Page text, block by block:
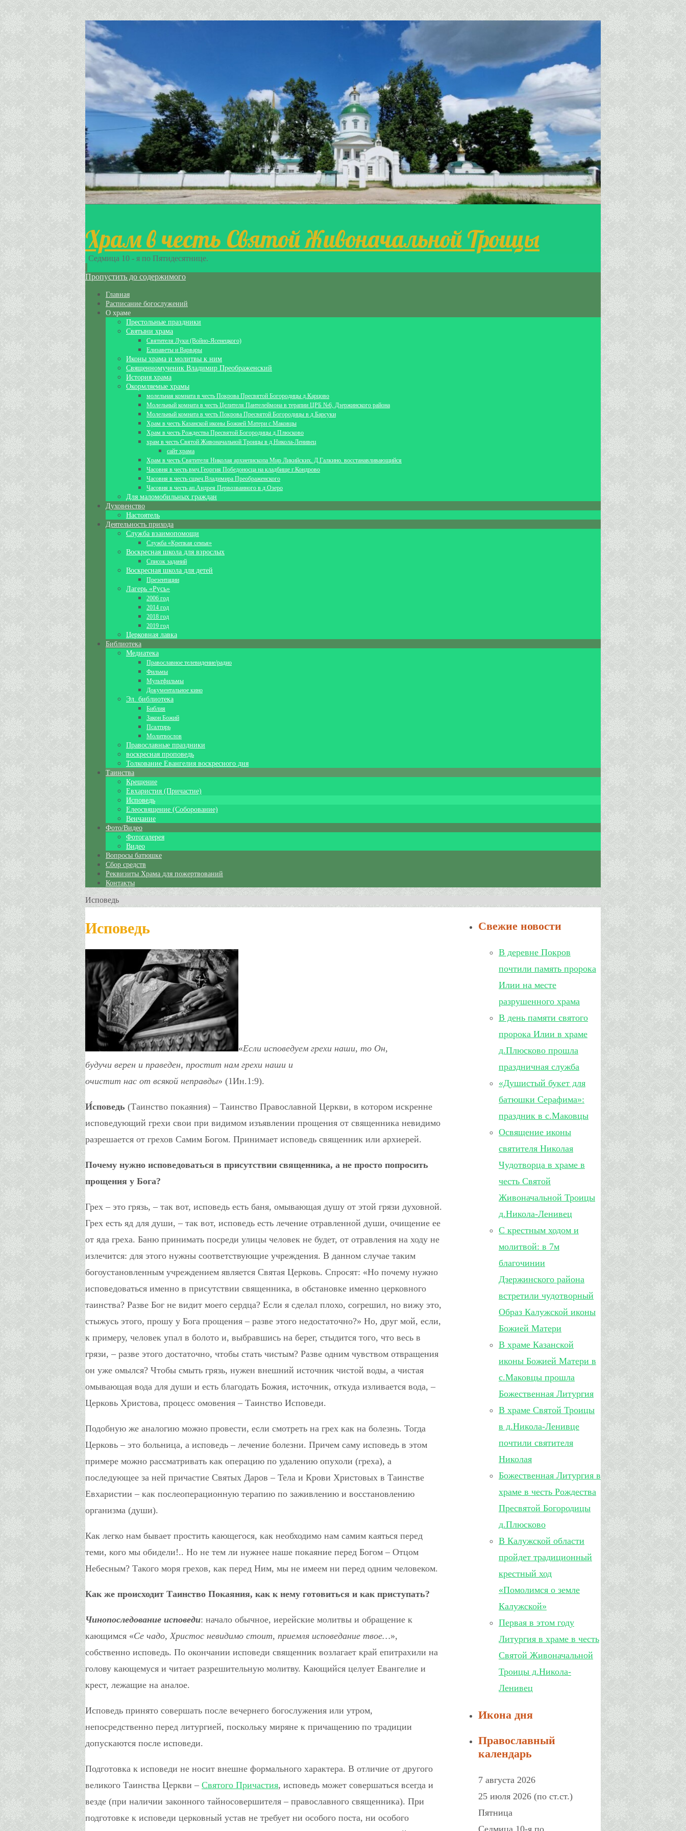
Храм в честь Святой Живоначальной Троицы
Седмица 10 - я по Пятидесятнице.
Пропустить до содержимого
Главная
Расписание богослужений
О храме
Престольные праздники
Святыни храма
Святителя Луки (Войно-Ясенецкого)
Елизаветы и Варвары
Иконы храма и молитвы к ним
Священномученик Владимир Преображенский
История храма
Окормляемые храмы
молельная комната в честь Покрова Пресвятой Богородицы д.Карцово
Молельный комната в честь Целителя Пантелеймона в терапии ЦРБ №6, Дзержинского района
Молельный комната в честь Покрова Пресвятой Богородицы в д.Барсуки
Храм в честь Казанской иконы Божией Матери с.Маковцы
Храм в честь Рождества Пресвятой Богородицы д.Плюсково
храм в честь Святой Живоначальной Троицы в д.Никола-Ленивец
сайт храма
Храм в честь Святителя Николая архиепископа Мир Ликийских. Д.Галкино. восстанавливающийся
Часовня в честь вмч.Георгия Победоносца на кладбище г.Кондрово
Часовня в честь сщмч.Владимира Преображенского
Часовня в честь ап.Андрея Первозванного в д.Озеро
Для маломобильных граждан
Духовенство
Настоятель
Деятельность прихода
Служба взаимопомощи
Служба «Крепкая семья»
Воскресная школа для взрослых
Список заданий
Воскресная школа для детей
Презентации
Лагерь «Русь»
2006 год
2014 год
2018 год
2019 год
Церковная лавка
Библиотека
Медиатека
Православное телевидение/радио
Фильмы
Мультфильмы
Документальное кино
Эл. библиотека
Библия
Закон Божий
Псалтирь
Молитвослов
Православные праздники
воскресная проповедь
Толкование Евангелия воскресного дня
Таинства
Крещение
Евхаристия (Причастие)
Исповедь
Елеосвящение (Соборование)
Венчание
Фото/Видео
Фотогалерея
Видео
Вопросы батюшке
Сбор средств
Реквизиты Храма для пожертвований
Контакты
Исповедь
Исповедь
«Если исповедуем грехи наши, то Он,
будучи верен и праведен, простит нам грехи наши и
очистит нас от всякой неправды» (1Ин.1:9).
И́споведь (Таинство покаяния) – Таинство Православной Церкви, в котором искренне
исповедующий грехи свои при видимом изъявлении прощения от священника невидимо
разрешается от грехов Самим Богом. Принимает исповедь священник или архиерей.
Почему нужно исповедоваться в присутствии священника, а не просто попросить
прощения у Бога?
Грех – это грязь, – так вот, исповедь есть баня, омывающая душу от этой грязи духовной.
Грех есть яд для души, – так вот, исповедь есть лечение отравленной души, очищение ее
от яда греха. Баню принимать посреди улицы человек не будет, от отравления на ходу не
излечится: для этого нужны соответствующие учреждения. В данном случае таким
богоустановленным учреждением является Святая Церковь. Спросят: «Но почему нужно
исповедоваться именно в присутствии священника, в обстановке именно церковного
таинства? Разве Бог не видит моего сердца? Если я сделал плохо, согрешил, но вижу это,
стыжусь этого, прошу у Бога прощения – разве этого недостаточно?» Но, друг мой, если,
к примеру, человек упал в болото и, выбравшись на берег, стыдится того, что весь в
грязи, – разве этого достаточно, чтобы стать чистым? Разве одним чувством отвращения
он уже омылся? Чтобы смыть грязь, нужен внешний источник чистой воды, а чистая
омывающая вода для души и есть благодать Божия, источник, откуда изливается вода, –
Церковь Христова, процесс омовения – Таинство Исповеди.
Подобную же аналогию можно провести, если смотреть на грех как на болезнь. Тогда
Церковь – это больница, а исповедь – лечение болезни. Причем саму исповедь в этом
примере можно рассматривать как операцию по удалению опухоли (греха), а
последующее за ней причастие Святых Даров – Тела и Крови Христовых в Таинстве
Евхаристии – как послеоперационную терапию по заживлению и восстановлению
организма (души).
Как легко нам бывает простить кающегося, как необходимо нам самим каяться перед
теми, кого мы обидели!.. Но не тем ли нужнее наше покаяние перед Богом – Отцом
Небесным? Такого моря грехов, как перед Ним, мы не имеем ни перед одним человеком.
Как же происходит Таинство Покаяния, как к нему готовиться и как приступать?
Чинопоследование исповеди: начало обычное, иерейские молитвы и обращение к
кающимся «Се чадо, Христос невидимо стоит, приемля исповедание твое…»,
собственно исповедь. По окончании исповеди священник возлагает край епитрахили на
голову кающемуся и читает разрешительную молитву. Кающийся целует Евангелие и
крест, лежащие на аналое.
Исповедь принято совершать после вечернего богослужения или утром,
непосредственно перед литургией, поскольку миряне к причащению по традиции
допускаются после исповеди.
Подготовка к исповеди не носит внешне формального характера. В отличие от другого
великого Таинства Церкви – Святого Причастия, исповедь может совершаться всегда и
везде (при наличии законного тайносовершителя – православного священника). При
подготовке к исповеди церковный устав не требует ни особого поста, ни особого
Свежие новости
В деревне Покров
почтили память пророка
Илии на месте
разрушенного храма
В день памяти святого
пророка Илии в храме
д.Плюсково прошла
праздничная служба
«Душистый букет для
батюшки Серафима»:
праздник в с.Маковцы
Освящение иконы
святителя Николая
Чудотворца в храме в
честь Святой
Живоначальной Троицы
д.Никола-Ленивец
С крестным ходом и
молитвой: в 7м
благочинии
Дзержинского района
встретили чудотворный
Образ Калужской иконы
Божией Матери
В храме Казанской
иконы Божией Матери в
с.Маковцы прошла
Божественная Литургия
В храме Святой Троицы
в д.Никола-Ленивце
почтили святителя
Николая
Божественная Литургия в
храме в честь Рождества
Пресвятой Богородицы
д.Плюсково
В Калужской области
пройдет традиционный
крестный ход
«Помолимся о земле
Калужской»
Первая в этом году
Литургия в храме в честь
Святой Живоначальной
Троицы д.Никола-
Ленивец
Икона дня
Православный
календарь
7 августа 2026
25 июля 2026 (по ст.ст.)
Пятница
Седмица 10-я по